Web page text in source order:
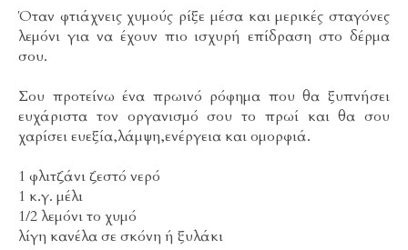
Όταν φτιάχνεις χυμούς ρίξε μέσα και μερικές σταγόνες
λεμόνι για να έχουν πιο ισχυρή επίδραση στο δέρμα
σου.
Σου προτείνω ένα πρωινό ρόφημα που θα ξυπνήσει
ευχάριστα τον οργανισμό σου το πρωί και θα σου
χαρίσει ευεξία,λάμψη,ενέργεια και ομορφιά.
1 φλιτζάνι ζεστό νερό
1 κ.γ. μέλι
1/2 λεμόνι το χυμό
λίγη κανέλα σε σκόνη ή ξυλάκι